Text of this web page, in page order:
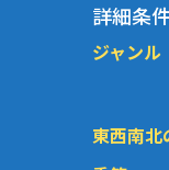
詳細条
ジャンル
東西南北